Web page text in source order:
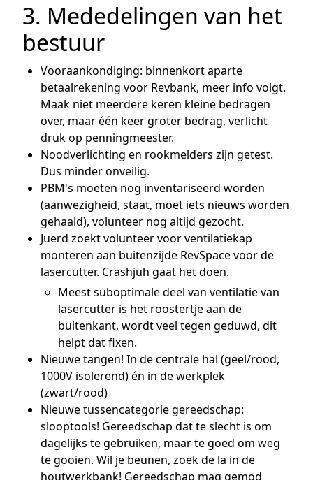
3. Mededelingen van het
bestuur
Vooraankondiging: binnenkort aparte
betaalrekening voor Revbank, meer info volgt.
Maak niet meerdere keren kleine bedragen
over, maar één keer groter bedrag, verlicht
druk op penningmeester.
Noodverlichting en rookmelders zijn getest.
Dus minder onveilig.
PBM's moeten nog inventariseerd worden
(aanwezigheid, staat, moet iets nieuws worden
gehaald), volunteer nog altijd gezocht.
Juerd zoekt volunteer voor ventilatiekap
monteren aan buitenzijde RevSpace voor de
lasercutter. Crashjuh gaat het doen.
Meest suboptimale deel van ventilatie van
lasercutter is het roostertje aan de
buitenkant, wordt veel tegen geduwd, dit
helpt dat fixen.
Nieuwe tangen! In de centrale hal (geel/rood,
1000V isolerend) én in de werkplek
(zwart/rood)
Nieuwe tussencategorie gereedschap:
slooptools! Gereedschap dat te slecht is om
dagelijks te gebruiken, maar te goed om weg
te gooien. Wil je beunen, zoek de la in de
houtwerkbank! Gereedschap mag gemod